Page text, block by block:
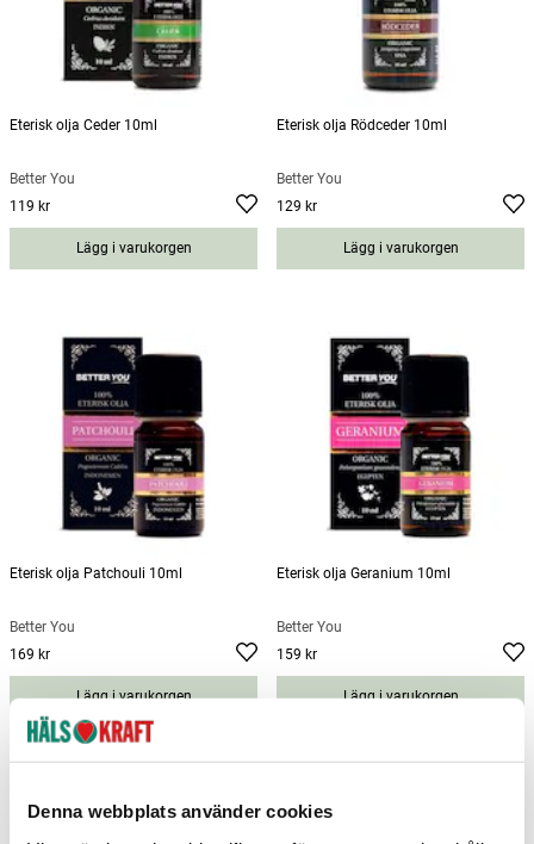
Denna webbplats använder cookies
Eterisk olja Ceder 10ml
Better You
Pris:
119 kr
Lägg i varukorgen
Eterisk olja Rödceder 10ml
Better You
Pris:
129 kr
Lägg i varukorgen
Eterisk olja Patchouli 10ml
Better You
Pris:
169 kr
Lägg i varukorgen
Eterisk olja Geranium 10ml
Better You
Pris:
159 kr
Lägg i varukorgen